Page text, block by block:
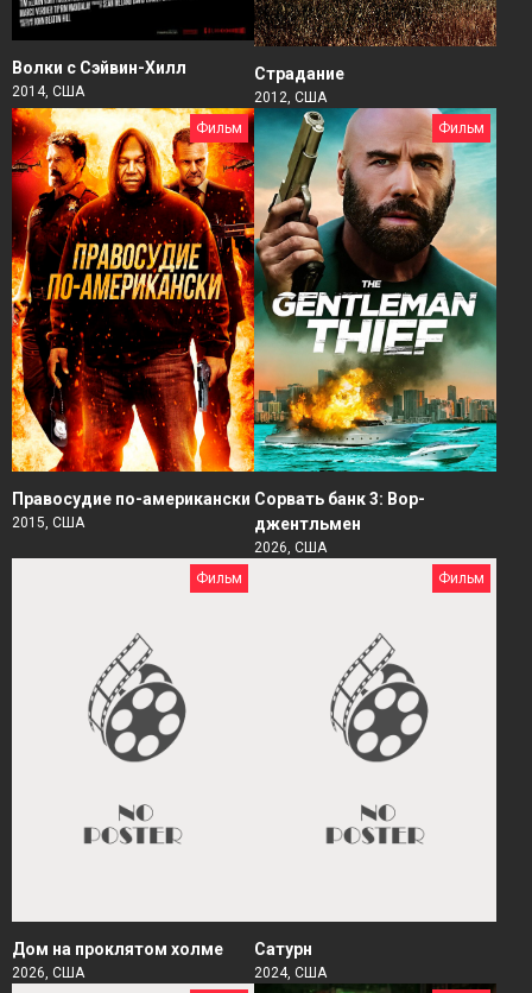
Волки с Сэйвин-Хилл
2014, США
Страдание
2012, США
Фильм
Правосудие по-американски
2015, США
Фильм
Сорвать банк 3: Вор-
джентльмен
2026, США
Фильм
Дом на проклятом холме
2026, США
Фильм
Сатурн
2024, США